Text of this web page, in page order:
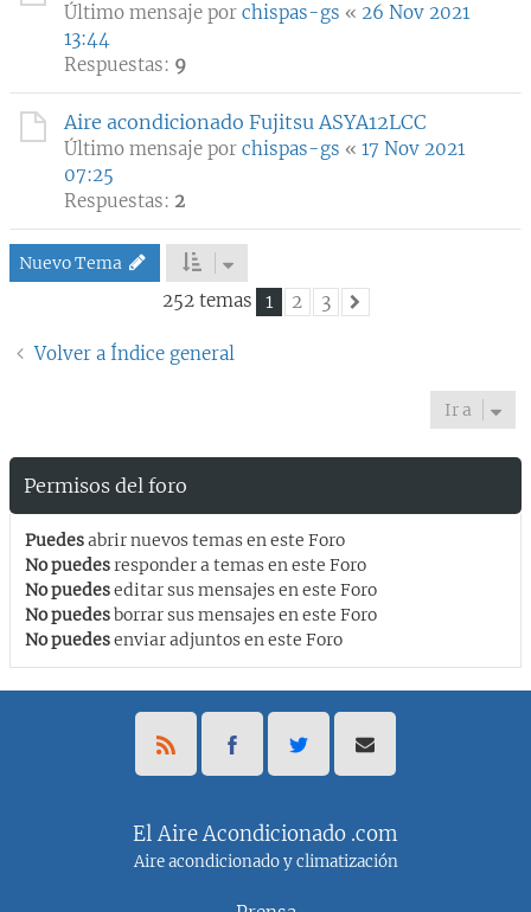
Último mensaje por chispas-gs « 26 Nov 2021
13:44
Respuestas: 9
Aire acondicionado Fujitsu ASYA12LCC
Último mensaje por chispas-gs « 17 Nov 2021
07:25
Respuestas: 2
Nuevo Tema
252 temas 1 2
3
Siguiente
Volver a Índice general
Ir a
Permisos del foro
Puedesabrir nuevos temas en este Foro
No puedesresponder a temas en este Foro
No puedeseditar sus mensajes en este Foro
No puedesborrar sus mensajes en este Foro
No puedesenviar adjuntos en este Foro
El Aire Acondicionado .com
Aire acondicionado y climatización